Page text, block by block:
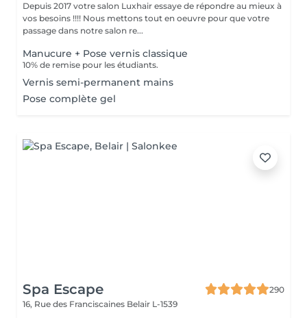
Depuis 2017 votre salon Luxhair essaye de répondre au mieux à
vos besoins !!!! Nous mettons tout en oeuvre pour que votre
passage dans notre salon re...
Manucure + Pose vernis classique
10% de remise pour les étudiants.
Vernis semi-permanent mains
Pose complète gel
Spa Escape
290
16, Rue des Franciscaines Belair L-1539